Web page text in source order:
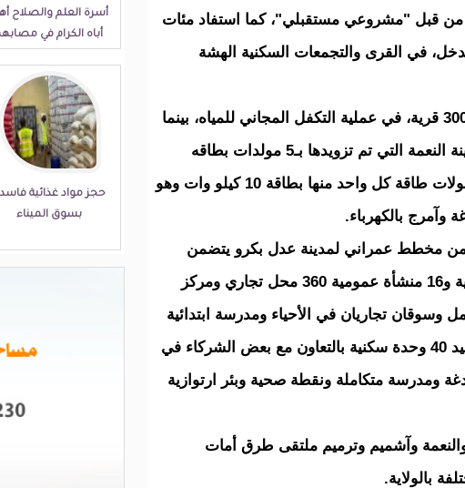
من قبل "مشروعي مستقبلي"، كما استفاد مئات
في القرى والتجمعات السكنية الهشة
وتم تعميم خدمات المياه لتشمل الاستفادة منها أكثر من 300 قرية، في عملية التكفل المجاني للمياه، بينما
تم، في مجال الكهرباء، تدشين محطة الطاقة الهجينة بمدينة النعمة التي تم تزويدها بـ5 مولدات بطاقه
إجمالية تصل 4000 كيلو وات و2274 لوحا شمسيا و10 محولات طاقة كل واحد منها بطاقة 10 كيلو وات وهو
وآمرج بالكهرباء.
من مخطط عمراني لمدينة عدل بكرو يتضمن
4633 قطعة أرضية و514 قطعة تجارية و25 مساحة عمومية و16 منشأة عمومية 360 محل تجاري ومركز
تجاريان في الأحياء ومدرسة ابتدائية
وإعدادية وثانوية ومجمع أم اصفيه قيد الإنجاز، وكذلك تشييد 40 وحدة سكنية بالتعاون مع بعض الشركاء في
ومدرسة متكاملة ونقطة صحية وبئر ارتوازية
وآشميم وترميم ملتقى طرق أمات
بالولاية.
أسرة العلم والصلاح
أباه الكرام في
حجز مواد غذائية
بسوق الميناء